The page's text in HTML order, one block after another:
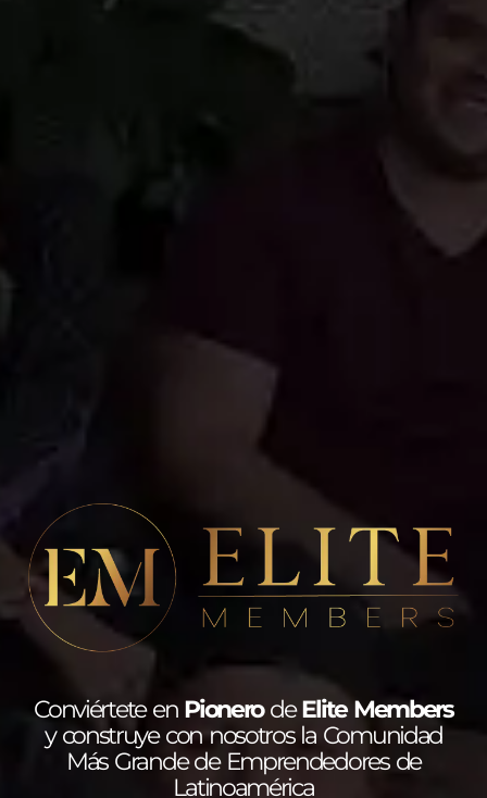
Conviértete en PionerodeElite Members
y construye con nosotros la Comunidad
Más Grande de Emprendedores de
Latinoamérica